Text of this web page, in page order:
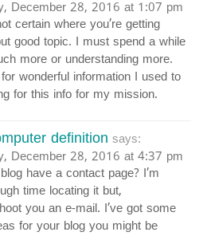
December 28, 2016 at 1:07 pm
certain where you’re getting
good topic. I must spend a while
more or understanding more.
wonderful information I used to
for this info for my mission.
definition says:
December 28, 2016 at 4:37 pm
have a contact page? I’m
time locating it but,
you an e-mail. I’ve got some
for your blog you might be